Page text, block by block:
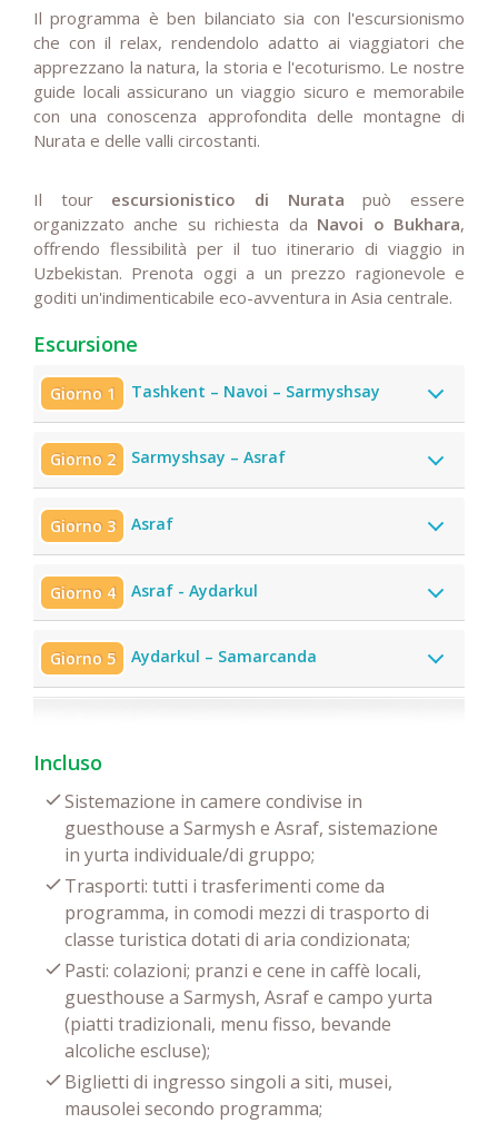
Il programma è ben bilanciato sia con l'escursionismo
che con il relax, rendendolo adatto ai viaggiatori che
apprezzano la natura, la storia e l'ecoturismo. Le nostre
guide locali assicurano un viaggio sicuro e memorabile
con una conoscenza approfondita delle montagne di
Nurata e delle valli circostanti.
Il tour escursionistico di Nurata può essere
organizzato anche su richiesta da Navoi o Bukhara,
offrendo flessibilità per il tuo itinerario di viaggio in
Uzbekistan. Prenota oggi a un prezzo ragionevole e
goditi un'indimenticabile eco-avventura in Asia centrale.
Escursione
Giorno 1 Tashkent – Navoi – Sarmyshsay
Giorno 2 Sarmyshsay – Asraf
Giorno 3 Asraf
Giorno 4 Asraf - Aydarkul
Giorno 5 Aydarkul – Samarcanda
Incluso
Sistemazione in camere condivise in
guesthouse a Sarmysh e Asraf, sistemazione
in yurta individuale/di gruppo;
Trasporti: tutti i trasferimenti come da
programma, in comodi mezzi di trasporto di
classe turistica dotati di aria condizionata;
Pasti: colazioni; pranzi e cene in caffè locali,
guesthouse a Sarmysh, Asraf e campo yurta
(piatti tradizionali, menu fisso, bevande
alcoliche escluse);
Biglietti di ingresso singoli a siti, musei,
mausolei secondo programma;